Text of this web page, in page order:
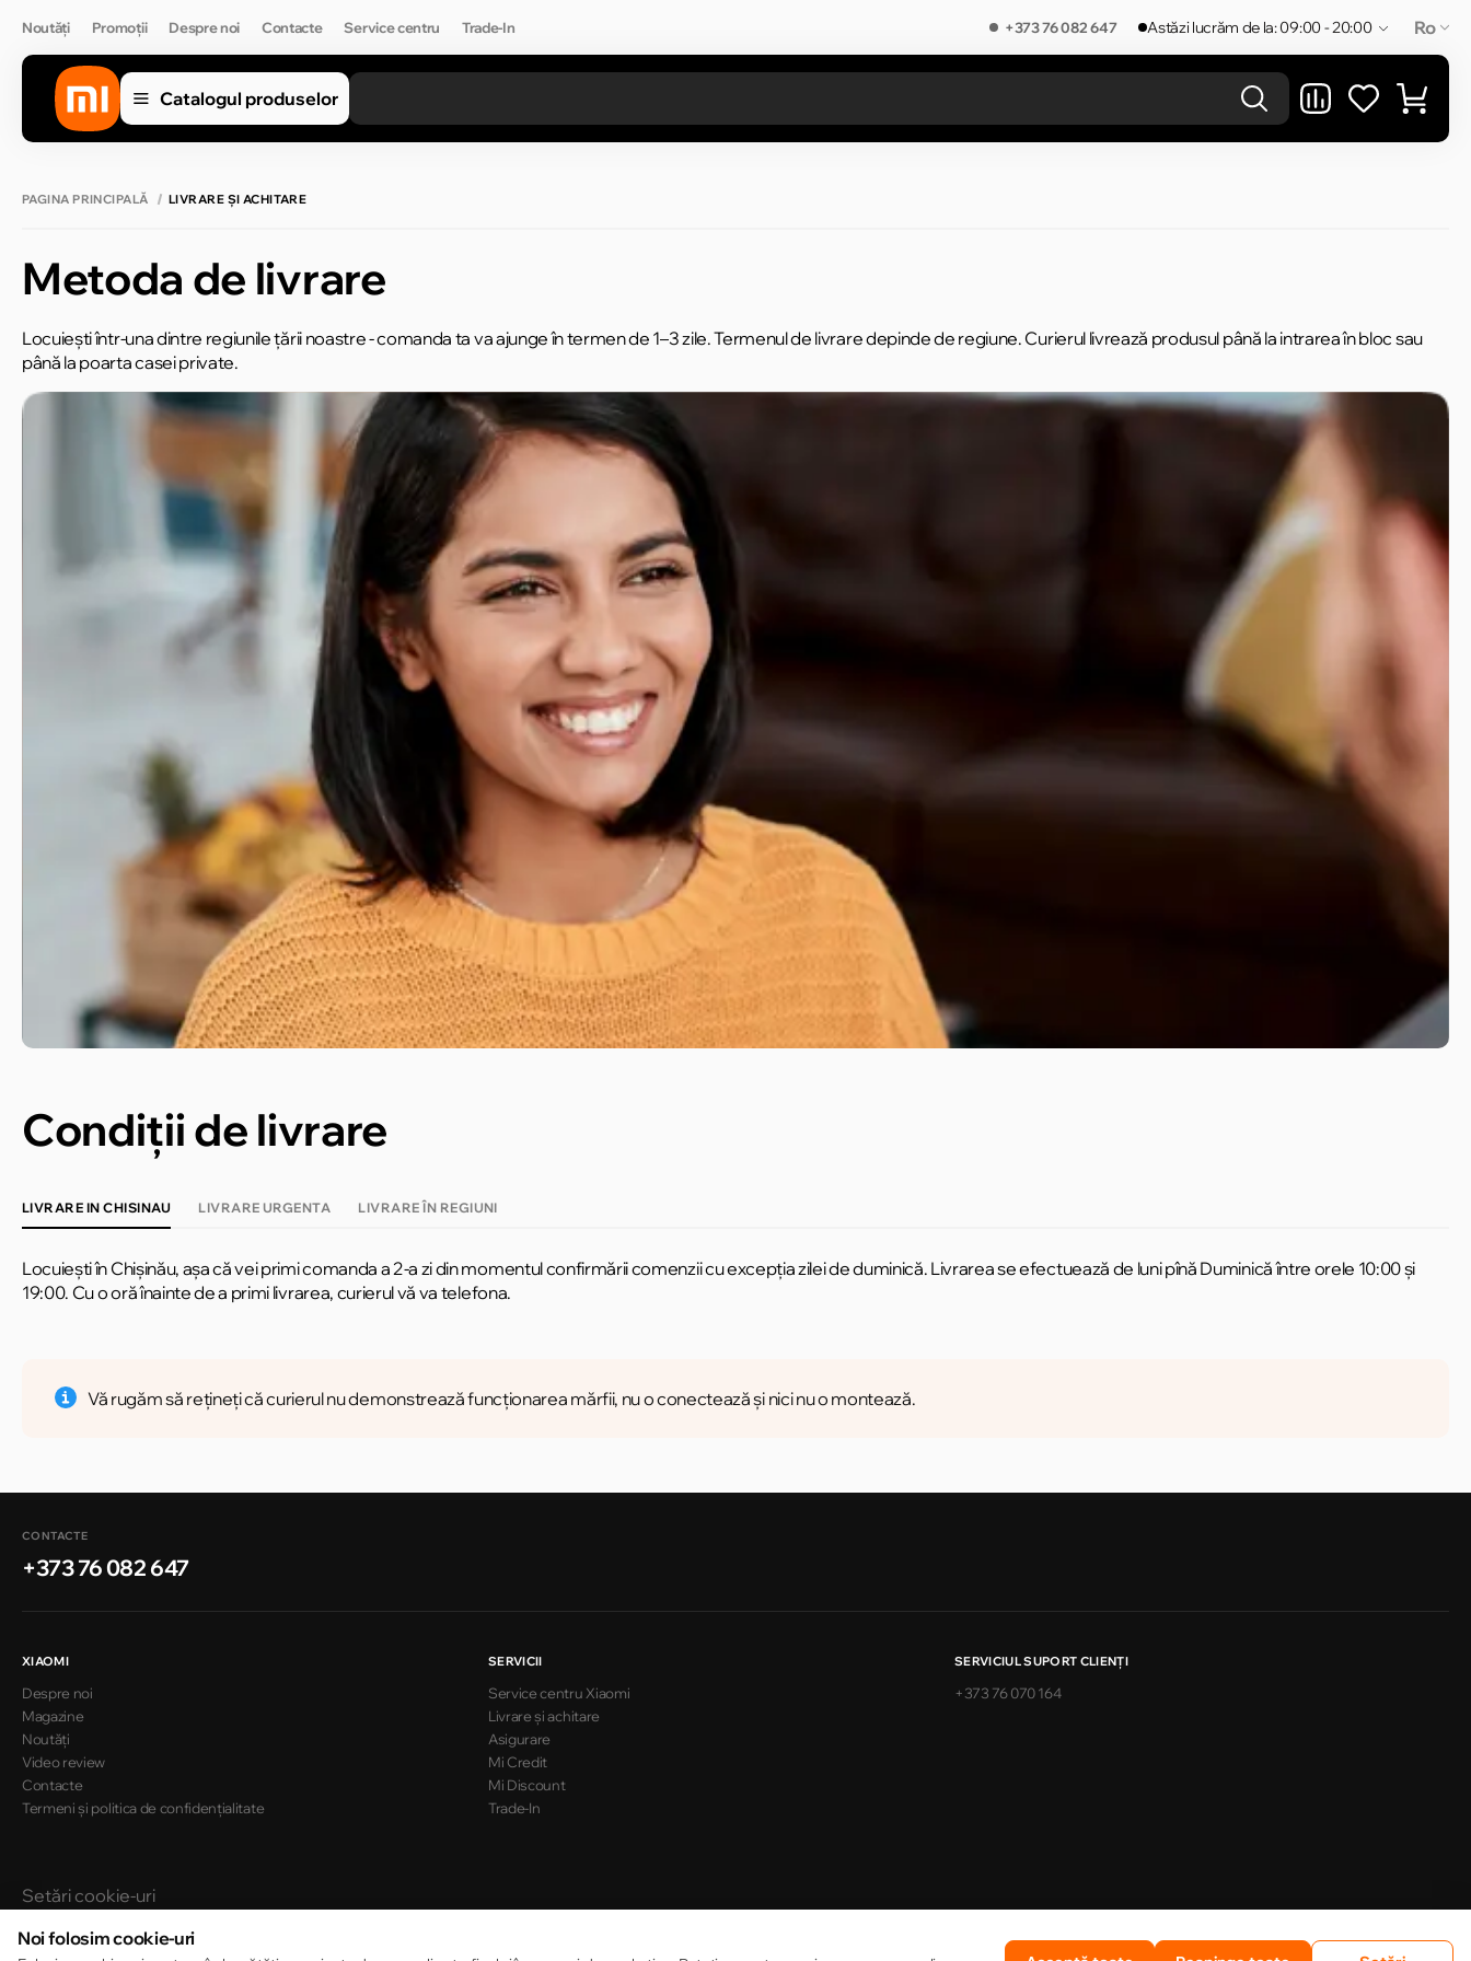
Noutăți Promoții Despre noi Contacte Service centru Trade-In +373 76 082 647 Astăzi lucrăm de la: 09:00 - 20:00 Ro
Catalogul produselor
PAGINA PRINCIPALĂ LIVRARE ȘI ACHITARE
Metoda de livrare
Locuiești într-una dintre regiunile țării noastre - comanda ta va ajunge în termen de 1–3 zile. Termenul de livrare depinde de regiune. Curierul livrează produsul până la intrarea în bloc sau
până la poarta casei private.
Condiții de livrare
LIVRARE IN CHISINAU LIVRARE URGENTA LIVRARE ÎN REGIUNI
Locuiești în Chișinău, așa că vei primi comanda a 2-a zi din momentul confirmării comenzii cu excepția zilei de duminică. Livrarea se efectuează de luni pînă Duminică între orele 10:00 și
19:00. Cu o oră înainte de a primi livrarea, curierul vă va telefona.
Vă rugăm să rețineți că curierul nu demonstrează funcționarea mărfii, nu o conectează și nici nu o montează.
CONTACTE
+373 76 082 647
XIAOMI
Despre noi
Magazine
Noutăți
Video review
Contacte
Termeni și politica de confidențialitate
SERVICII
Service centru Xiaomi
Livrare și achitare
Asigurare
Mi Credit
Mi Discount
Trade-In
SERVICIUL SUPORT CLIENŢI
+373 76 070 164
Setări cookie-uri
Noi folosim cookie-uri